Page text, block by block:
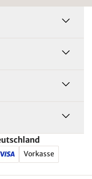
Vorkasse